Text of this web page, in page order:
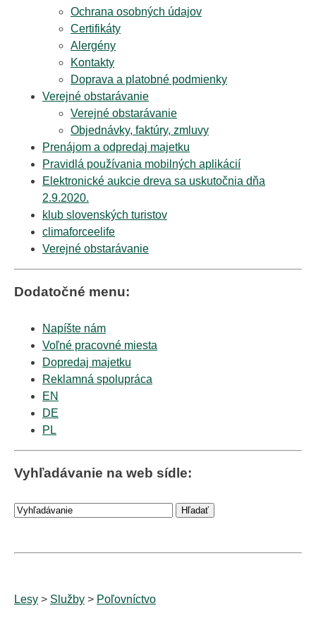
Ochrana osobných údajov
Certifikáty
Alergény
Kontakty
Doprava a platobné podmienky
Verejné obstarávanie
Verejné obstarávanie
Objednávky, faktúry, zmluvy
Prenájom a odpredaj majetku
Pravidlá používania mobilných aplikácií
Elektronické aukcie dreva sa uskutočnia dňa
2.9.2020.
klub slovenských turistov
climaforceelife
Verejné obstarávanie
Dodatočné menu:
Napíšte nám
Voľné pracovné miesta
Dopredaj majetku
Reklamná spolupráca
EN
DE
PL
Vyhľadávanie na web sídle:
Lesy > Služby > Poľovníctvo